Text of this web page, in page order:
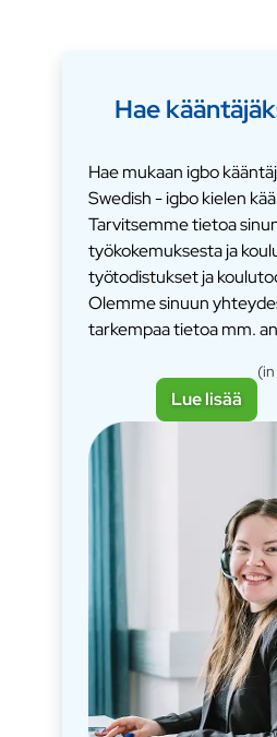
Hae
Hae mukaan igbo
Swedish - igbo kielen
Tarvitsemme tietoa
työkokemuksesta ja
työtodistukset ja
Olemme sinuun
tarkempaa tietoa mm.
Lue lisää